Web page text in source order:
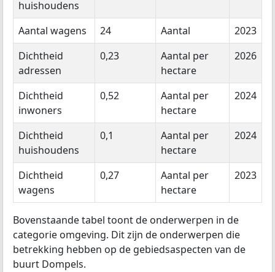
huishoudens
Aantal wagens
24 Aantal
2023
Dichtheid
adressen
0,23
Aantal per
hectare
2026
Dichtheid
inwoners
0,52
Aantal per
hectare
2024
Dichtheid
huishoudens
0,1
Aantal per
hectare
2024
Dichtheid
wagens
0,27
Aantal per
hectare
2023
Bovenstaande tabel toont de onderwerpen in de
categorie omgeving. Dit zijn de onderwerpen die
betrekking hebben op de gebiedsaspecten van de
buurt Dompels.